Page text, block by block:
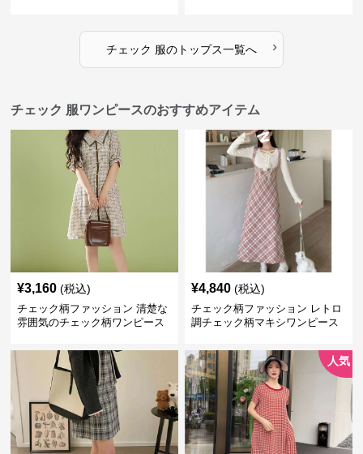
チェック 服のトップス一覧へ ›
チェック 服ワンピースのおすすめアイテム
¥3,160 (税込)
チェック柄ファッション 清楚な
雰囲気のチェック柄ワンピース
¥4,840 (税込)
チェック柄ファッション レトロ
調チェック柄マキシワンピース
人気